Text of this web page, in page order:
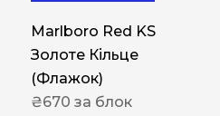
Marlboro Red KS
Золоте Кільце
(Флажок)
₴670 за блок